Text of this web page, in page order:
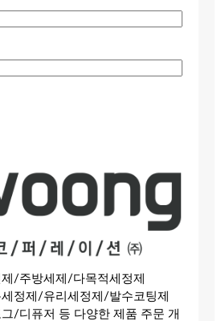
/주방세제/다목적세정제
정제/유리세정제/발수코팅제
/디퓨저 등 다양한 제품 주문 개